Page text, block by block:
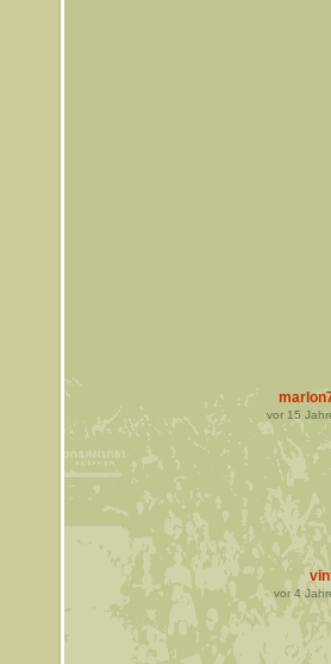
vor 15
vor4